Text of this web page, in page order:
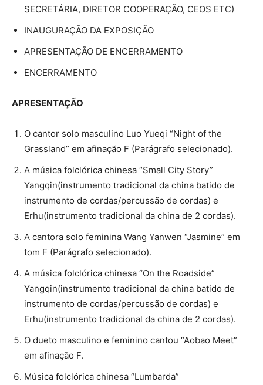
SECRETÁRIA, DIRETOR COOPERAÇÃO, CEOS ETC)
INAUGURAÇÃO DA EXPOSIÇÃO
APRESENTAÇÃO DE ENCERRAMENTO
ENCERRAMENTO
APRESENTAÇÃO
O cantor solo masculino Luo Yueqi “Night of the
Grassland” em afinação F (Parágrafo selecionado).
A música folclórica chinesa “Small City Story”
Yangqin(instrumento tradicional da china batido de
instrumento de cordas/percussão de cordas) e
Erhu(instrumento tradicional da china de 2 cordas).
A cantora solo feminina Wang Yanwen “Jasmine” em
tom F (Parágrafo selecionado).
A música folclórica chinesa “On the Roadside”
Yangqin(instrumento tradicional da china batido de
instrumento de cordas/percussão de cordas) e
Erhu(instrumento tradicional da china de 2 cordas).
O dueto masculino e feminino cantou “Aobao Meet”
em afinação F.
Música folclórica chinesa “Lumbarda”